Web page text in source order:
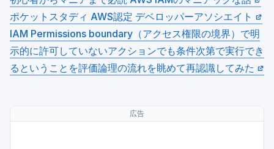
ポケットスタディ AWS認定 デベロッパーアソシエイト
IAM Permissions boundary（アクセス権限の境界）で明
示的に許可していないアクションでも条件次第で実行でき
るということを評価論理の流れを眺めて再認識してみた
広告